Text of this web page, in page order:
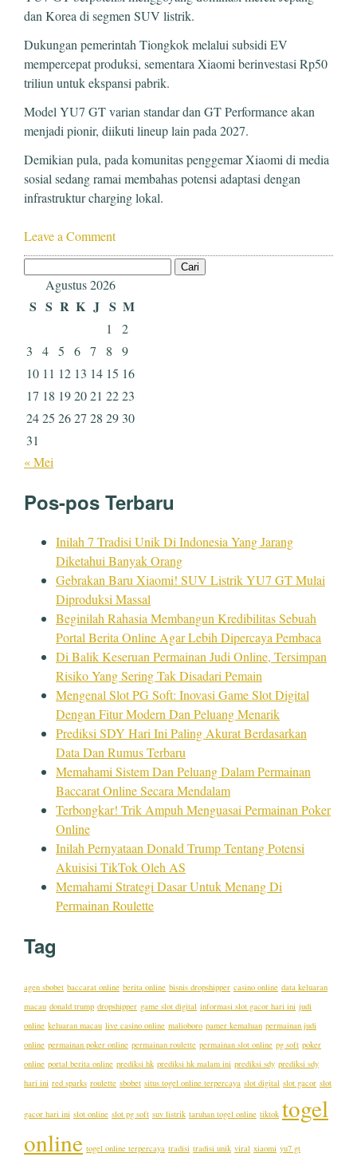
dan Korea di segmen SUV listrik.
Dukungan pemerintah Tiongkok melalui subsidi EV
mempercepat produksi, sementara Xiaomi berinvestasi Rp50
triliun untuk ekspansi pabrik.
Model YU7 GT varian standar dan GT Performance akan
menjadi pionir, diikuti lineup lain pada 2027.
Demikian pula, pada komunitas penggemar Xiaomi di media
sosial sedang ramai membahas potensi adaptasi dengan
infrastruktur charging lokal.
Leave a Comment
Cari
untuk:Agustus 2026
S S R K J S M
1
2
3
4 5 6 7 8
9
10 11 12 13 14 15 16
17 18 192021 2223
2425 2627 28 29 30
31
« Mei
Pos-pos Terbaru
Inilah 7 Tradisi Unik Di Indonesia Yang Jarang
Diketahui Banyak Orang
Gebrakan Baru Xiaomi! SUV Listrik YU7 GT Mulai
Diproduksi Massal
Beginilah Rahasia Membangun Kredibilitas Sebuah
Portal Berita Online Agar Lebih Dipercaya Pembaca
Di Balik Keseruan Permainan Judi Online, Tersimpan
Risiko Yang Sering Tak Disadari Pemain
Mengenal Slot PG Soft: Inovasi Game Slot Digital
Dengan Fitur Modern Dan Peluang Menarik
Prediksi SDY Hari Ini Paling Akurat Berdasarkan
Data Dan Rumus Terbaru
Memahami Sistem Dan Peluang Dalam Permainan
Baccarat Online Secara Mendalam
Terbongkar! Trik Ampuh Menguasai Permainan Poker
Online
Inilah Pernyataan Donald Trump Tentang Potensi
Akuisisi TikTok Oleh AS
Memahami Strategi Dasar Untuk Menang Di
Permainan Roulette
Tag
agen sbobet baccarat online berita online bisnis dropshipper casino online data keluaran
macau donald trump dropshipper game slot digital informasi slot gacor hari ini judi
online keluaran macau live casino online malioboro pamer kemaluan permainan judi
online permainan poker online permainan roulette permainan slot online pg soft poker
online portal berita online prediksi hk prediksi hk malam ini prediksi sdy prediksi sdy
hari ini red sparks roulette sbobet situs togel online terpercaya slot digital slot gacor slot
gacor hari ini slot online slot pg soft suv listrik taruhan togel online tiktok togel
online togel online terpercaya tradisi tradisi unik viral xiaomi yu7 gt